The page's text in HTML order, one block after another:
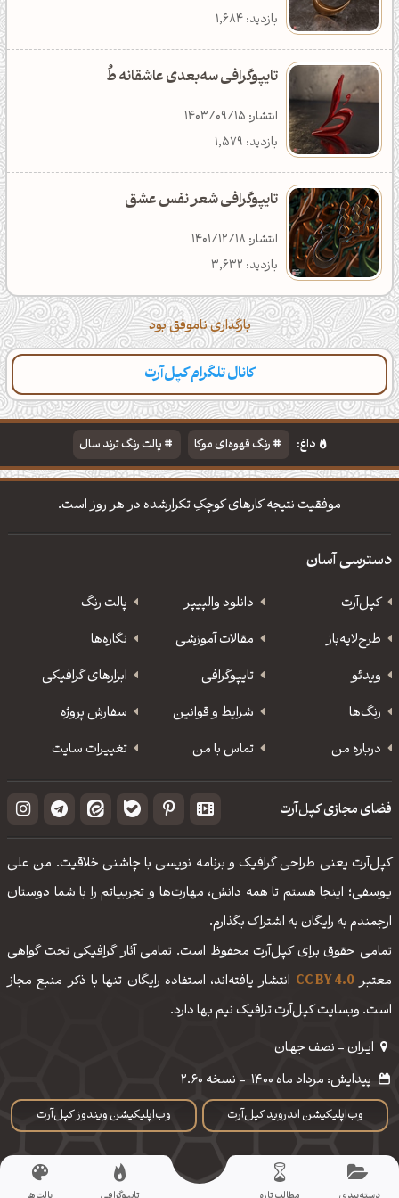
بازدید: 7,508
دسته‌بندی: تکنولوژی
دانلود: 365
بازدید: 1,684
تایپوگرافی سه‌بعدی عاشقانه طُ
انتشار: 1403/09/15
بازدید: 1,579
تایپوگرافی شعر نفس عشق
انتشار: 1401/12/18
بازدید: 3,632
بارگذاری ناموفق بود
کانال تلگرام کپل‌آرت
داغ: رنگ قهوه‌ای موکا
پالت رنگ ترند سال
دانلود والپیپر مذهبی
تایپوگرافی شعر مولانا
موفقیت نتیجه کارهای کوچکِ تکرارشده در هر روز است.
دسترسی آسان
کپل‌آرت دانلود‌ والپیپر
پالت رنگ
طرح‌لایه‌باز
مقالات آموزشی
نگاره‌ها
ویدئو
‌تایپوگرافی
ابزارهای گرافیکی
رنگ‌ها
شرایط و قوانین
سفارش پروژه
درباره من
تماس با من تغییرات سایت
فضای مجازی کپل‌آرت
کپل‌آرت یعنی طراحی گرافیک و برنامه نویسی با چاشنی خلاقیت. من علی
یوسفی؛ اینجا هستم تا همه دانش، مهارت‌‌ها و تجربیاتم را با شما دوستان
ارجمندم به رایگان به اشتراک بگذارم.
تمامی حقوق برای کپل‌آرت محفوظ است. تمامی آثار گرافیکی تحت گواهی
معتبرCC BY 4.0 انتشار یافته‌اند، استفاده رایگان تنها با ذکر منبع مجاز
است. وبسایت کپل‌آرت ترافیک نیم بها دارد.
ایـران - نصف جهـان
وب‌اپلیکیشن اندروید کپل‌آرت وب‌اپلیکیشن ویندوز کپل‌آرت
پیدایش: مرداد ماه 1400 - نسخه 2.60